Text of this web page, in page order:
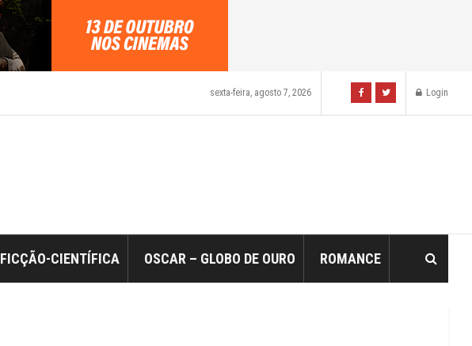
sexta-feira, agosto 7, 2026 Login
FICÇÃO-CIENTÍFICA OSCAR – GLOBO DE OURO ROMANCE